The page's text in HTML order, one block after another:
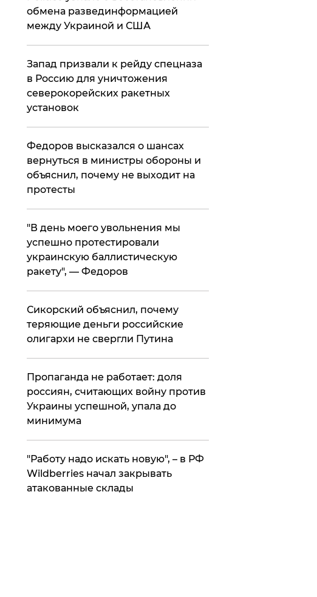
обмена развединформацией
между Украиной и США
Запад призвали к рейду спецназа
в Россию для уничтожения
северокорейских ракетных
установок
Федоров высказался о шансах
вернуться в министры обороны и
объяснил, почему не выходит на
протесты
​"В день моего увольнения мы
успешно протестировали
украинскую баллистическую
ракету", — Федоров
Сикорский объяснил, почему
теряющие деньги российские
олигархи не свергли Путина
​Пропаганда не работает: доля
россиян, считающих войну против
Украины успешной, упала до
минимума
"Работу надо искать новую", – в РФ
Wildberries начал закрывать
атакованные склады